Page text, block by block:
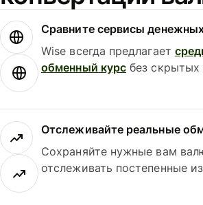
Сравните сервисы
Wise всегда предлагает
обменный курс без
Отслеживайте реальные
Сохраняйте нужные вам
отслеживать постепенные